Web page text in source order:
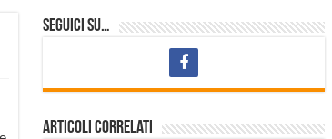
Seguici su…
Articoli correlati